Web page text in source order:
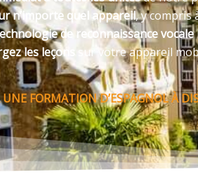
n’importe quel appareil, y compris
de reconnaissance
les leçons
sur votre appareil
FORMATION D’ESPAGNOL À